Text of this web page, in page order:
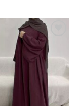
Ajouter
à la liste